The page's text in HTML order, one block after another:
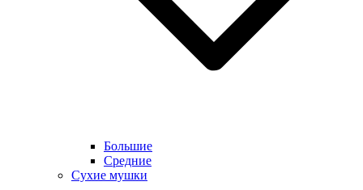
Большие
Средние
Сухие мушки